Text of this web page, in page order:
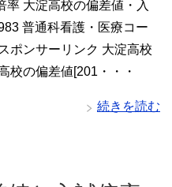
率 大淀高校の偏差値・入
普通科看護・医療コー
ポンサーリンク 大淀高校
校の偏差値[201・・・
続きを読む